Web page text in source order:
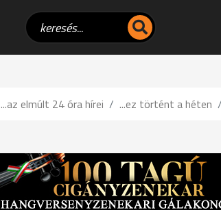
...az elmúlt 24 óra hírei ...ez történt a héten